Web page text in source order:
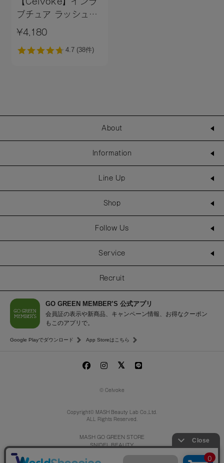
プチュア ラッシュ
［01～04］
¥4,180
About
Information
Line Up
Shop
Follow Us
Service
Recruit
GO GREEN MEMBER’S 公式アプリ
会員証の表示や新商品、キャンペーン情報、お得なクーポン
もこのアプリで。
Google Playでダウンロード App Storeはこちら
© Celvoke
Copyright© MASH Beauty Lab Co.,Ltd.
ALL Rights Reserved.
MASH GO GREEN STORE
SNIDEL BEAUTY